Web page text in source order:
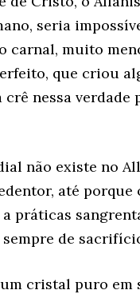
seria
carnal, muito
que criou
nessa verdade
não existe no
até
práticas
de
cristal puro em